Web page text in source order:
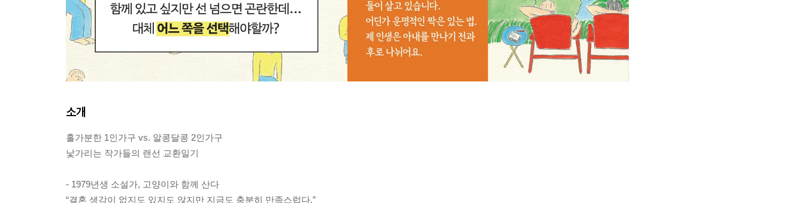
소개
홀가분한 1인가구 vs. 알콩달콩 2인가구
낯가리는 작가들의 랜선 교환일기
- 1979년생 소설가, 고양이와 함께 산다
“결혼 생각이 없지도 있지도 않지만 지금도 충분히 만족스럽다.”